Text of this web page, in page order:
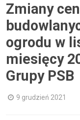
Zmiany
ogrodu w
miesięcy
Grupy PSB
9 grudzień 2021